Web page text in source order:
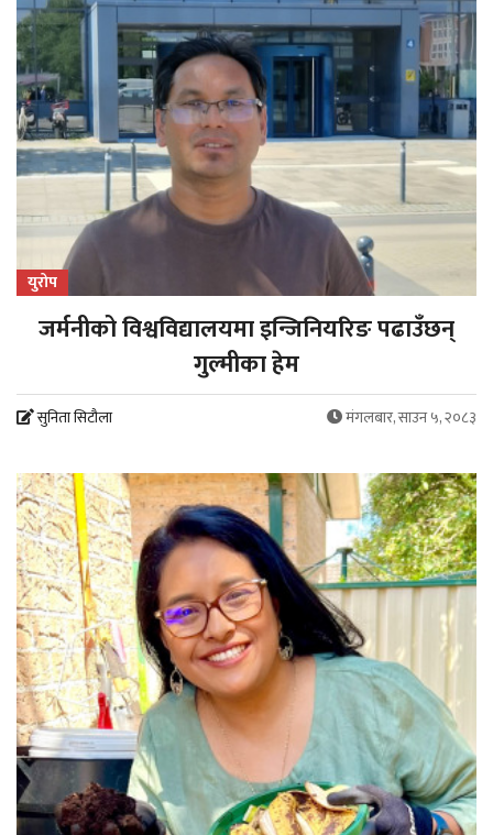
युरोप
जर्मनीको विश्वविद्यालयमा इन्जिनियरिङ पढाउँछन्
गुल्मीका हेम
सुनिता सिटौला मंगलबार, साउन ५, २०८३